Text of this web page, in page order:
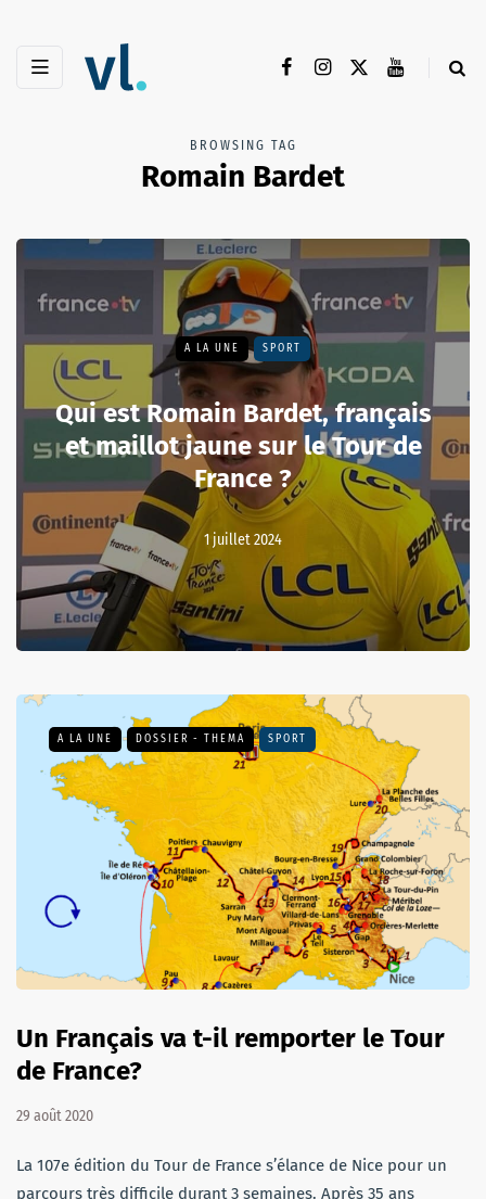
BROWSING TAG
Romain Bardet
A LA UNE SPORT
Qui est Romain Bardet, français
et maillot jaune sur le Tour de
France ?
1 juillet 2024
A LA UNE DOSSIER - THEMA SPORT
Un Français va t-il remporter le Tour
de France?
29 août 2020
La 107e édition du Tour de France s’élance de Nice pour un
parcours très difficile durant 3 semaines. Après 35 ans